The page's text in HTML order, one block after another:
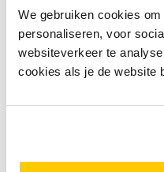
We gebruiken cookies
personaliseren, voor
websiteverkeer te
cookies als je de website
Alternatieven
Vergelijk